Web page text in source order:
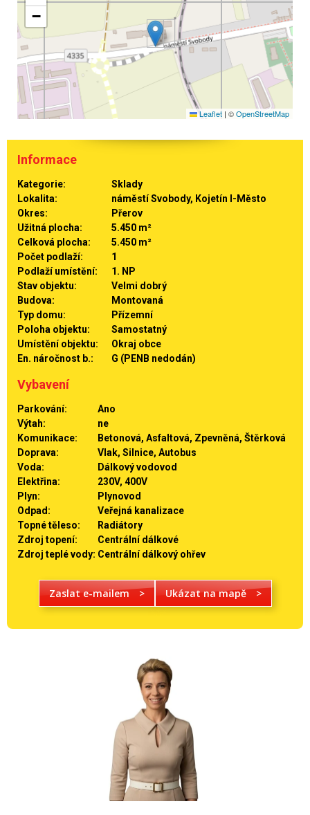
−
Leaflet | ©OpenStreetMap
Informace
Kategorie:
Sklady
Lokalita:
náměstí Svobody, Kojetín I-Město
Okres:
Přerov
Užitná plocha:
5.450 m²
Celková plocha:
5.450 m²
Počet podlaží:
1
Podlaží umístění:
1. NP
Stav objektu:
Velmi dobrý
Budova:
Montovaná
Typ domu:
Přízemní
Poloha objektu:
Samostatný
Umístění objektu:
Okraj obce
En. náročnost b.:
G (PENB nedodán)
Vybavení
Parkování:
Ano
Výtah:
ne
Komunikace:
Betonová, Asfaltová, Zpevněná, Štěrková
Doprava:
Vlak, Silnice, Autobus
Voda:
Dálkový vodovod
Elektřina:
230V, 400V
Plyn:
Plynovod
Odpad:
Veřejná kanalizace
Topné těleso:
Radiátory
Zdroj topení:
Centrální dálkové
Zdroj teplé vody: Centrální dálkový ohřev
Zaslat e-mailem > Ukázat na mapě >